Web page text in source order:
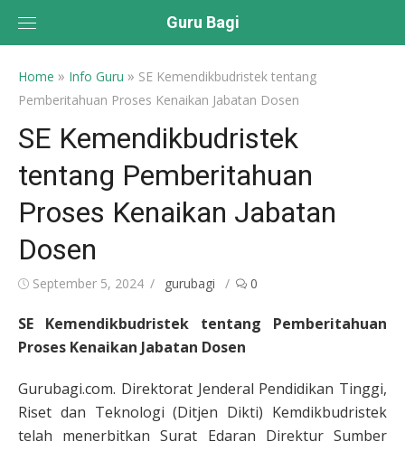
Guru Bagi
Home » Info Guru » SE Kemendikbudristek tentang
Pemberitahuan Proses Kenaikan Jabatan Dosen
SE Kemendikbudristek
tentang Pemberitahuan
Proses Kenaikan Jabatan
Dosen
Posted
September 5, 2024 Author
gurubagi 0
SE Kemendikbudristek tentang Pemberitahuan
Proses Kenaikan Jabatan Dosen
Gurubagi.com. Direktorat Jenderal Pendidikan Tinggi,
Riset dan Teknologi (Ditjen Dikti) Kemdikbudristek
telah menerbitkan Surat Edaran Direktur Sumber